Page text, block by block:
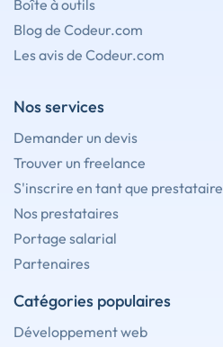
Boîte à outils
Blog de Codeur.com
Les avis de Codeur.com
Nos services
Demander un devis
Trouver un freelance
S'inscrire en tant que prestataire
Nos prestataires
Portage salarial
Partenaires
Catégories populaires
Développement web